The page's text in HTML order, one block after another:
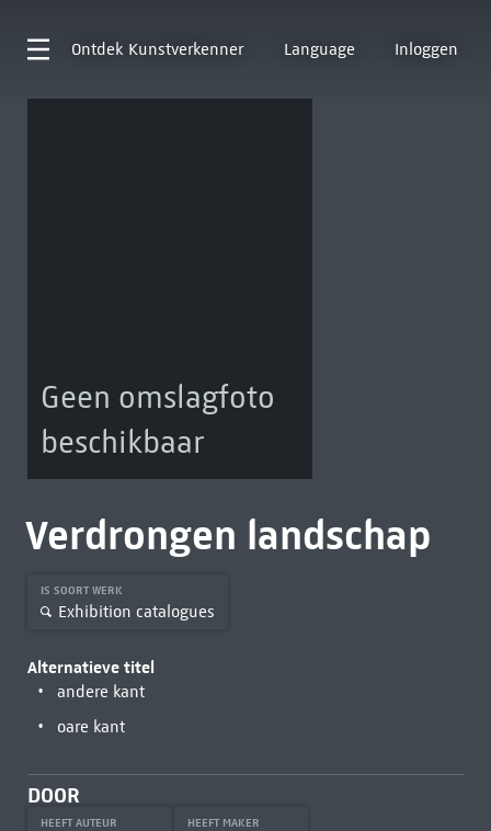
Ontdek Kunstverkenner Language Inloggen
Geen omslagfoto
beschikbaar
Verdrongen landschap
IS SOORT WERK
Exhibition catalogues
Alternatieve titel
andere kant
oare kant
DOOR
HEEFT AUTEUR HEEFT MAKER